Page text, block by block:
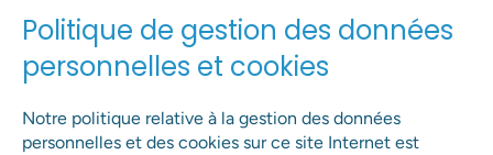
Politique de gestion des données
personnelles et cookies
Notre politique relative à la gestion des données
personnelles et des cookies sur ce site Internet est